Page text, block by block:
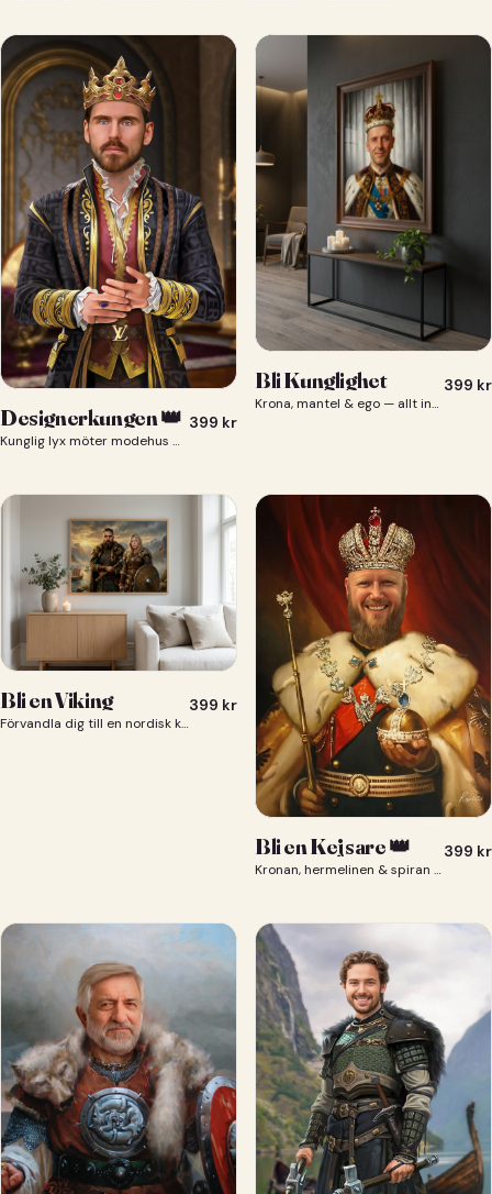
Designerkungen 👑
Kunglig lyx möter modehus — du som designerkung 👑
399 kr
Bli Kunglighet
Krona, mantel & ego — allt ingår 👑
399 kr
Bli en Viking
Förvandla dig till en nordisk krigare i ett episkt vikingaporträtt.
399 kr
Bli en Kejsare 👑
Kronan, hermelinen & spiran — du som kejsare 👑
399 kr